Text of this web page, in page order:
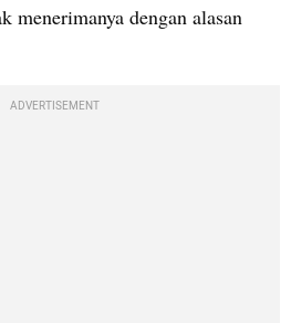
menerimanya dengan alasan
ADVERTISEMENT